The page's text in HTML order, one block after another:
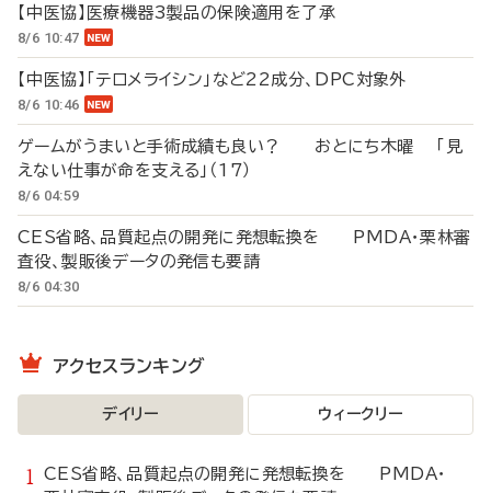
【中医協】医療機器3製品の保険適用を了承
8/6 10:47
【中医協】「テロメライシン」など22成分、DPC対象外
8/6 10:46
ゲームがうまいと手術成績も良い？ おとにち木曜 「見
えない仕事が命を支える」（17）
8/6 04:59
CES省略、品質起点の開発に発想転換を PMDA・栗林審
査役、製販後データの発信も要請
8/6 04:30
アクセスランキング
デイリー ウィークリー
CES省略、品質起点の開発に発想転換を PMDA・